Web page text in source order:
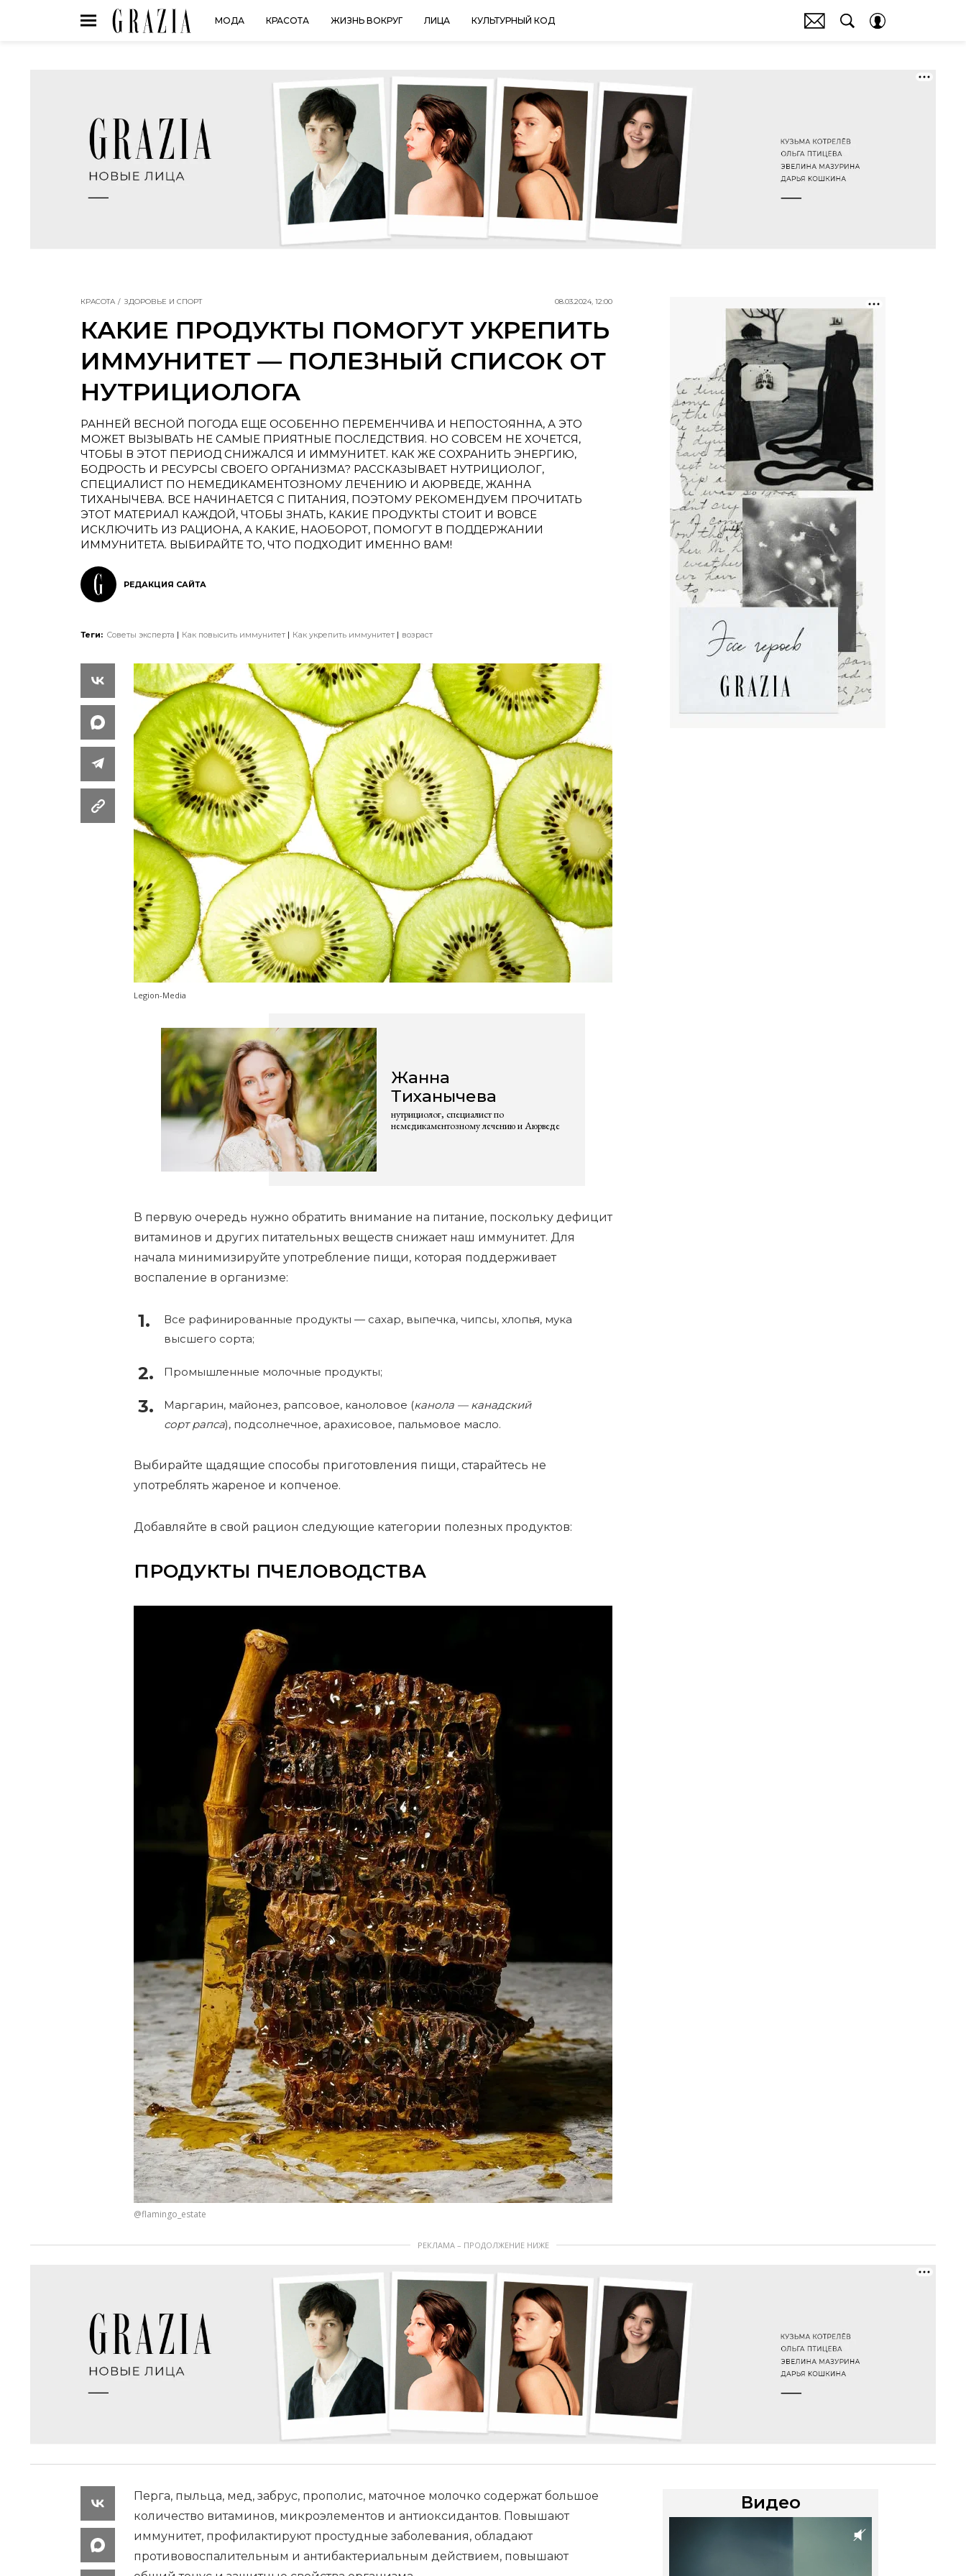
МОДА КРАСОТА ЖИЗНЬ ВОКРУГ ЛИЦА КУЛЬТУРНЫЙ КОД
КРАСОТА ЗДОРОВЬЕ И СПОРТ 08.03.2024, 12:00
КАКИЕ ПРОДУКТЫ ПОМОГУТ УКРЕПИТЬ
ИММУНИТЕТ — ПОЛЕЗНЫЙ СПИСОК ОТ
НУТРИЦИОЛОГА
РАННЕЙ ВЕСНОЙ ПОГОДА ЕЩЕ ОСОБЕННО ПЕРЕМЕНЧИВА И НЕПОСТОЯННА, А ЭТО
МОЖЕТ ВЫЗЫВАТЬ НЕ САМЫЕ ПРИЯТНЫЕ ПОСЛЕДСТВИЯ. НО СОВСЕМ НЕ ХОЧЕТСЯ,
ЧТОБЫ В ЭТОТ ПЕРИОД СНИЖАЛСЯ И ИММУНИТЕТ. КАК ЖЕ СОХРАНИТЬ ЭНЕРГИЮ,
БОДРОСТЬ И РЕСУРСЫ СВОЕГО ОРГАНИЗМА? РАССКАЗЫВАЕТ НУТРИЦИОЛОГ,
СПЕЦИАЛИСТ ПО НЕМЕДИКАМЕНТОЗНОМУ ЛЕЧЕНИЮ И АЮРВЕДЕ, ЖАННА
ТИХАНЫЧЕВА. ВСЕ НАЧИНАЕТСЯ С ПИТАНИЯ, ПОЭТОМУ РЕКОМЕНДУЕМ ПРОЧИТАТЬ
ЭТОТ МАТЕРИАЛ КАЖДОЙ, ЧТОБЫ ЗНАТЬ, КАКИЕ ПРОДУКТЫ СТОИТ И ВОВСЕ
ИСКЛЮЧИТЬ ИЗ РАЦИОНА, А КАКИЕ, НАОБОРОТ, ПОМОГУТ В ПОДДЕРЖАНИИ
ИММУНИТЕТА. ВЫБИРАЙТЕ ТО, ЧТО ПОДХОДИТ ИМЕННО ВАМ!
РЕДАКЦИЯ САЙТА
Теги: Советы эксперта Как повысить иммунитет Как укрепить иммунитет возраст
Legion-Media
Жанна
Тиханычева
нутрициолог, специалист по
немедикаментозному лечению и Аюрведе
В первую очередь нужно обратить внимание на питание, поскольку дефицит
витаминов и других питательных веществ снижает наш иммунитет. Для
начала минимизируйте употребление пищи, которая поддерживает
воспаление в организме:
Все рафинированные продукты — сахар, выпечка, чипсы, хлопья, мука
высшего сорта;
Промышленные молочные продукты;
Маргарин, майонез, рапсовое, каноловое (канола — канадский
сорт рапса), подсолнечное, арахисовое, пальмовое масло.
Выбирайте щадящие способы приготовления пищи, старайтесь не
употреблять жареное и копченое.
Добавляйте в свой рацион следующие категории полезных продуктов:
ПРОДУКТЫ ПЧЕЛОВОДСТВА
@flamingo_estate
РЕКЛАМА – ПРОДОЛЖЕНИЕ НИЖЕ
Перга, пыльца, мед, забрус, прополис, маточное молочко содержат большое
количество витаминов, микроэлементов и антиоксидантов. Повышают
иммунитет, профилактируют простудные заболевания, обладают
противовоспалительным и антибактериальным действием, повышают